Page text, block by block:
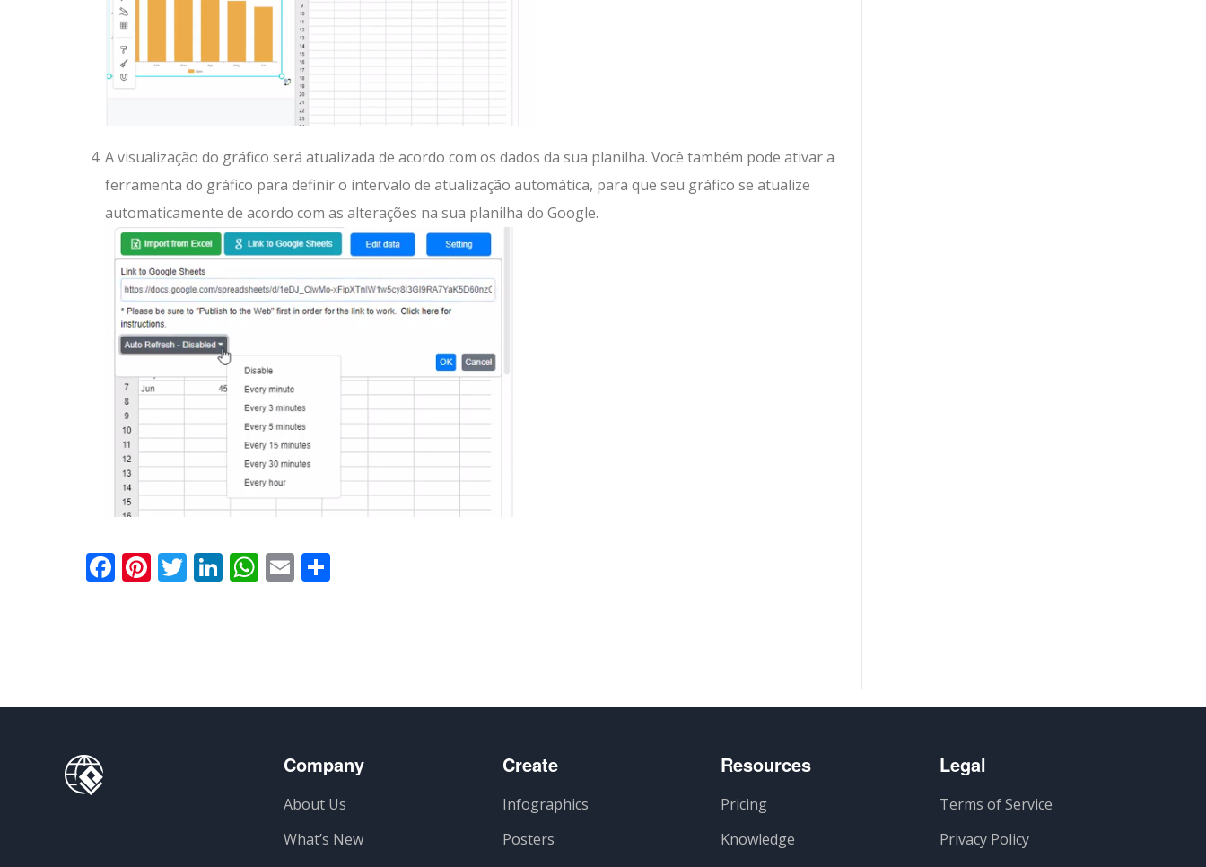
A visualização do gráfico será atualizada de acordo com os dados da sua planilha. Você também pode ativar a
ferramenta do gráfico para definir o intervalo de atualização automática, para que seu gráfico se atualize
automaticamente de acordo com as alterações na sua planilha do Google.
Facebook
Pinterest
Twitter
LinkedIn
WhatsApp
Email
Company
About Us
What’s New
Create
Infographics
Posters
Resources
Pricing
Knowledge
Legal
Terms of Service
Privacy Policy